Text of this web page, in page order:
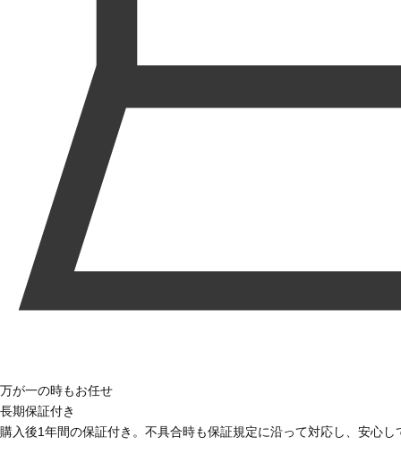
万が一の時もお任せ
長期保証付き
購入後1年間の保証付き。不具合時も保証規定に沿って対応し、安心